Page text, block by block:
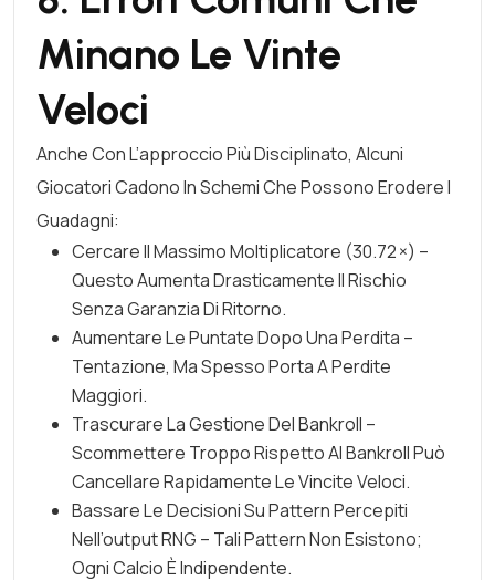
Minano Le Vinte
Veloci
Anche Con L’approccio Più Disciplinato, Alcuni
Giocatori Cadono In Schemi Che Possono Erodere I
Guadagni:
Cercare Il Massimo Moltiplicatore (30.72 ×) –
Questo Aumenta Drasticamente Il Rischio
Senza Garanzia Di Ritorno.
Aumentare Le Puntate Dopo Una Perdita –
Tentazione, Ma Spesso Porta A Perdite
Maggiori.
Trascurare La Gestione Del Bankroll –
Scommettere Troppo Rispetto Al Bankroll Può
Cancellare Rapidamente Le Vincite Veloci.
Bassare Le Decisioni Su Pattern Percepiti
Nell’output RNG – Tali Pattern Non Esistono;
Ogni Calcio È Indipendente.